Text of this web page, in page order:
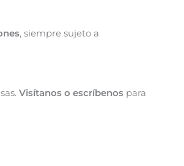
, siempre sujeto a
Visítanos o escríbenos para